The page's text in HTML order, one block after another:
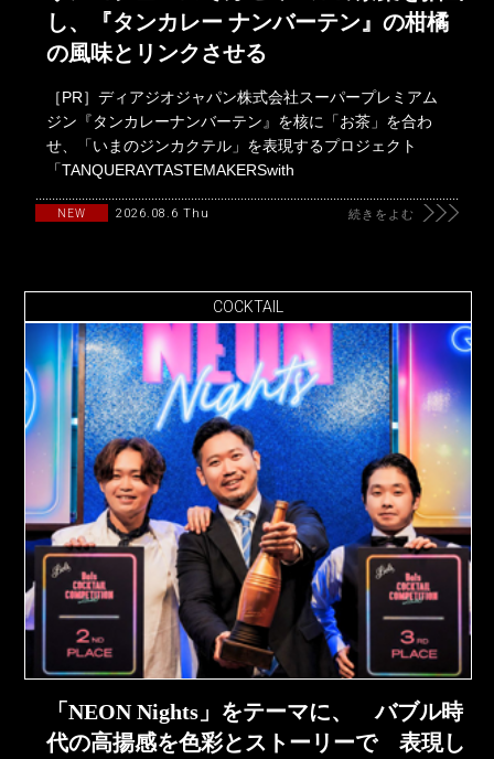
し、『タンカレー ナンバーテン』の柑橘
の風味とリンクさせる
［PR］ディアジオジャパン株式会社スーパープレミアム
ジン『タンカレーナンバーテン』を核に「お茶」を合わ
せ、「いまのジンカクテル」を表現するプロジェクト
「TANQUERAYTASTEMAKERSwith
NEW 2026.08.6 Thu 続きをよむ
COCKTAIL
「NEON Nights」をテーマに、 バブル時
代の高揚感を色彩とストーリーで 表現し